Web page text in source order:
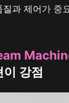
질과 제어가 중
강점